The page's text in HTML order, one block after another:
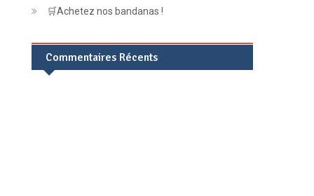
🛒Achetez nos bandanas !
Commentaires Récents